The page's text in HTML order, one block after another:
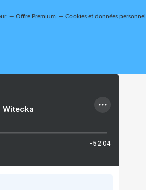
Offre Premium Cookies et données
Witecka
-52:04